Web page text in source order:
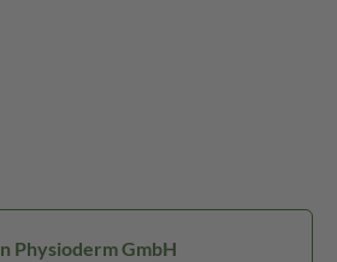
Physioderm GmbH